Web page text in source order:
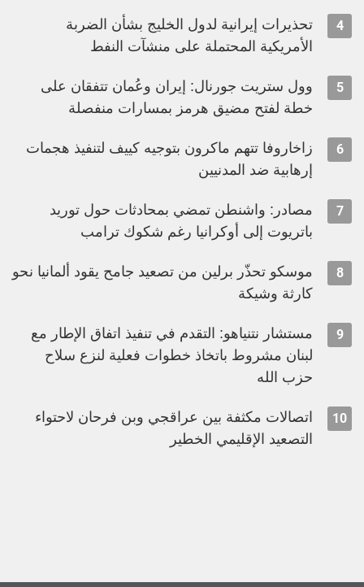
4
تحذيرات إيرانية لدول الخليج بشأن الضربة
الأمريكية المحتملة على منشآت النفط
5
وول ستريت جورنال: إيران وعُمان تتفقان على
خطة لفتح مضيق هرمز بمسارات منفصلة
6
زاخاروفا تتهم ماكرون بتوجيه كييف لتنفيذ هجمات
إرهابية ضد المدنيين
7
مصادر: واشنطن تمضي بمحادثات حول توريد
باتريوت إلى أوكرانيا رغم شكوك ترامب
8
موسكو تحذّر برلين من تصعيد جامح يقود ألمانيا نحو
كارثة وشيكة
9
مستشار نتنياهو: التقدم في تنفيذ اتفاق الإطار مع
لبنان مشروط باتخاذ خطوات فعلية لنزع سلاح
حزب الله
10
اتصالات مكثفة بين عراقجي وبن فرحان لاحتواء
التصعيد الإقليمي الخطير